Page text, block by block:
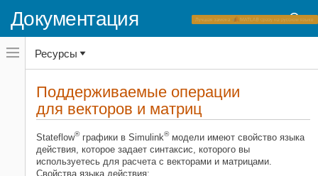
Документация
Переключатель
навигационного
меню
переключатель
навигационного
Stateflow
Симуляция в Simulink
Спецификация данных
Векторы и матрицы
Ресурсы
Поддерживаемые операции
для векторов и матриц
Stateflow®графики в Simulink®модели имеют свойство языка
действия, которое задает синтаксис, которого вы
используетесь для расчета с векторами и матрицами.
Свойства языка действия: